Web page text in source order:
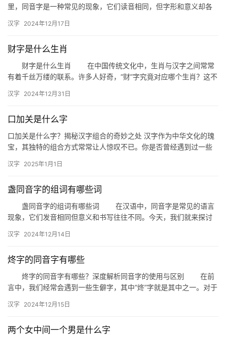
里，同音字是一种常见的现象，它们读音相同，但字形和意义却各
巧…
汉字 2024年12月17日
财字是什么生肖
财字是什么生肖 在中国传统文化中，生肖与汉字之间常常
有着千丝万缕的联系。许多人好奇，“财”字究竟对应哪个生肖？这不
汉字 2024年12月31日
口加关是什么字
口加关是什么字？揭秘汉字组合的奇妙之处 汉字作为中华文化的瑰
宝，其独特的组合方式常常让人惊叹不已。你是否曾经遇到过一些
就来…
汉字 2025年1月1日
盏同音字的组词有哪些词
盏同音字的组词有哪些词 在汉语中，同音字是常见的语言
现象，它们发音相同但意义和书写往往不同。今天，我们就来探讨
汉字 2024年12月14日
炵字的同音字有哪些
炵字的同音字有哪些？深度解析同音字的使用与区别 在前
言中，我们经常会遇到一些生僻字，其中“炵”字就是其中之一。对于
汉字 2024年12月15日
两个女中间一个男是什么字